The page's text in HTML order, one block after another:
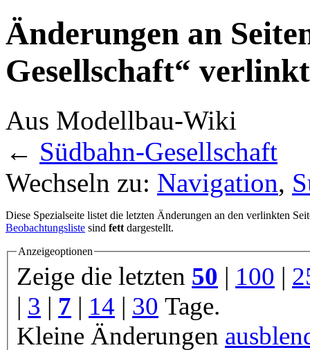
Änderungen an
Gesellschaft“
Aus Modellbau-Wiki
← Südbahn-Gesellschaft
Wechseln zu: Navigation,
Diese Spezialseite listet die letzten Änderungen an den verlinkten
Beobachtungsliste sind fett dargestellt.
Anzeigeoptionen
Zeige die letzten 50 | 100 |
| 3 | 7 | 14 | 30 Tage.
Kleine Änderungen